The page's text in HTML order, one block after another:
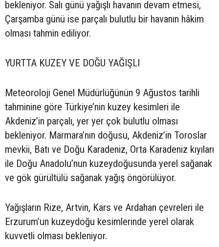
bekleniyor. Salı günü yağışlı havanın devam etmesi,
Çarşamba günü ise parçalı bulutlu bir havanın hâkim
olması tahmin ediliyor.
YURTTA KUZEY VE DOĞU YAĞIŞLI
Meteoroloji Genel Müdürlüğünün 9 Ağustos tarihli
tahminine göre Türkiye’nin kuzey kesimleri ile
Akdeniz’in parçalı, yer yer çok bulutlu olması
bekleniyor. Marmara’nın doğusu, Akdeniz’in Toroslar
mevkii, Batı ve Doğu Karadeniz, Orta Karadeniz kıyıları
ile Doğu Anadolu’nun kuzeydoğusunda yerel sağanak
ve gök gürültülü sağanak yağış öngörülüyor.
Yağışların Rize, Artvin, Kars ve Ardahan çevreleri ile
Erzurum’un kuzeydoğu kesimlerinde yerel olarak
kuvvetli olması bekleniyor.